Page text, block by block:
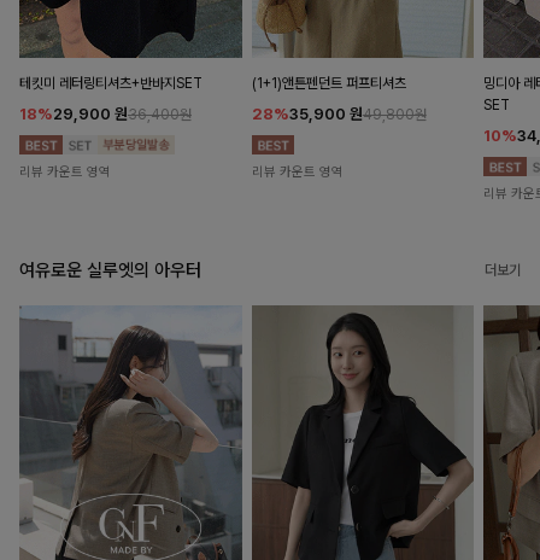
테킷미 레터링티셔츠+반바지SET
18%29,900 원36,400원
리뷰 카운트 영역
(1+1)앤튼펜던트 퍼프티셔츠
28%35,900 원49,800원
리뷰 카운트 영역
밍디아 레
SET
10%
리뷰 카운
여유로운 실루엣의 아우터 더보기